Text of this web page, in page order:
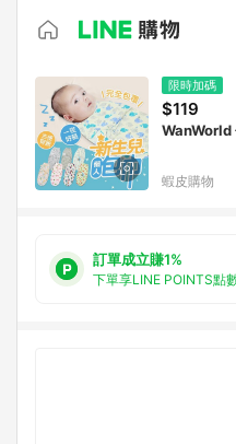
限時加碼
$119
WanWorld
蝦皮購物
訂單成立賺1%
下單享LINE POINTS點